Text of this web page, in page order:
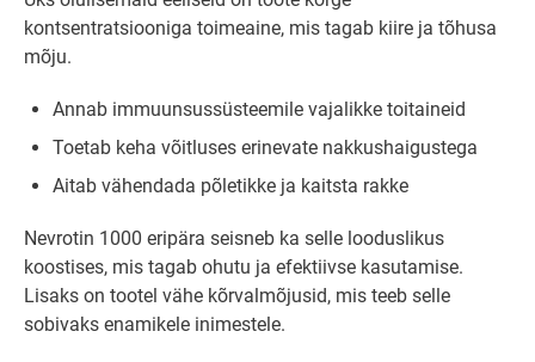
kontsentratsiooniga toimeaine, mis tagab kiire ja tõhusa
mõju.
Annab immuunsussüsteemile vajalikke toitaineid
Toetab keha võitluses erinevate nakkushaigustega
Aitab vähendada põletikke ja kaitsta rakke
Nevrotin 1000 eripära seisneb ka selle looduslikus
koostises, mis tagab ohutu ja efektiivse kasutamise.
Lisaks on tootel vähe kõrvalmõjusid, mis teeb selle
sobivaks enamikele inimestele.